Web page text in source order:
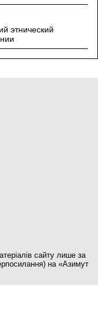
этнический
сайту лише за
на «Азимут